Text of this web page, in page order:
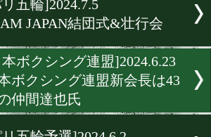
金メダルを誓い、原田周大
澤セオンが出発
[パリ五輪]2024.7.11
日本代表の原田&岡澤が公
習